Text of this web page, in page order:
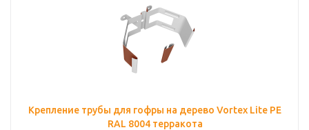
Крепление трубы для гофры на дерево Vortex Lite PE
RAL 8004 терракота